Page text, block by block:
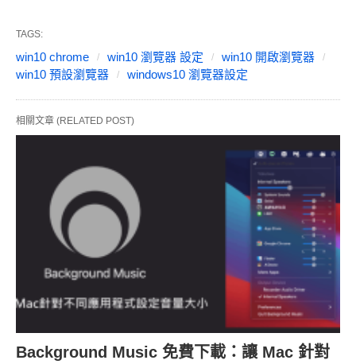
TAGS:
win10 chrome win10 瀏覽器 設定
win10 開啟瀏覽器
win10 預設瀏覽器
windows10 瀏覽器設定
相關文章 (RELATED POST)
Background Music 免費下載：讓 Mac 針對